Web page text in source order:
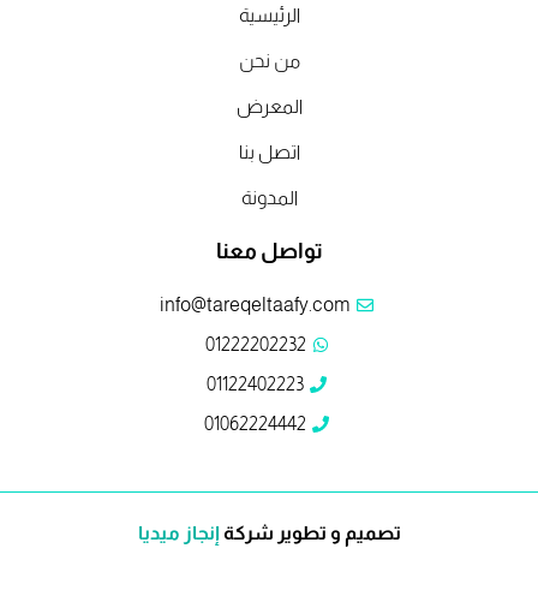
r
الرئيسية
من نحن
المعرض
اتصل بنا
المدونة
تواصل معنا
info@tareqeltaafy.com
01222202232
01122402223
01062224442
تصميم و تطوير شركةإنجاز ميديا